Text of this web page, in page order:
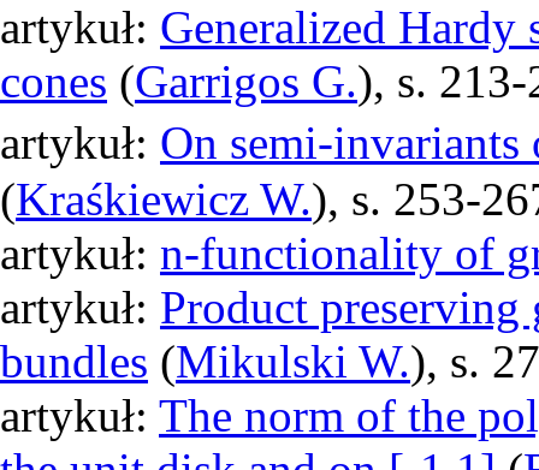
artykuł: Generalized Hardy
cones (Garrigos G.), s. 213-
artykuł: On semi-
(Kraśkiewicz W.), s. 253-
artykuł: n-functionality of
artykuł: Product preserving
bundles (Mikulski W.), s.
artykuł: The norm of the